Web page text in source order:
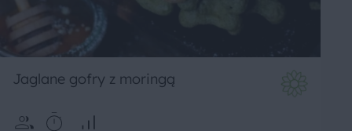
Jaglane gofry z moringą